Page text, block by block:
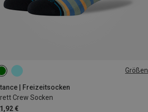
Größen
| Freizeitsocken
Crew Socken
€
43|44|45|46|47